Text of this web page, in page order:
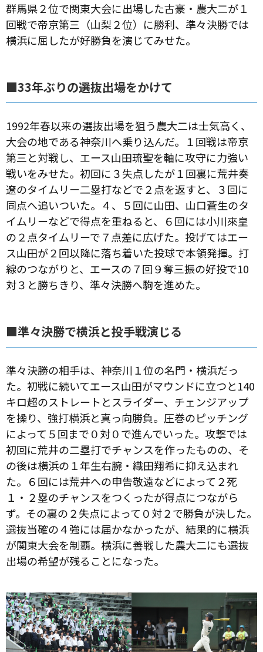
群馬県２位で関東大会に出場した古豪・農大二が１
回戦で帝京第三（山梨２位）に勝利、準々決勝では
横浜に屈したが好勝負を演じてみせた。
■33年ぶりの選抜出場をかけて
1992年春以来の選抜出場を狙う農大二は士気高く、
大会の地である神奈川へ乗り込んだ。１回戦は帝京
第三と対戦し、エース山田琉聖を軸に攻守に力強い
戦いをみせた。初回に３失点したが１回裏に荒井奏
遼のタイムリー二塁打などで２点を返すと、３回に
同点へ追いついた。４、５回に山田、山口蒼生のタ
イムリーなどで得点を重ねると、６回には小川來皇
の２点タイムリーで７点差に広げた。投げてはエー
ス山田が２回以降に落ち着いた投球で本領発揮。打
線のつながりと、エースの７回９奪三振の好投で10
対３と勝ちきり、準々決勝へ駒を進めた。
■準々決勝で横浜と投手戦演じる
準々決勝の相手は、神奈川１位の名門・横浜だっ
た。初戦に続いてエース山田がマウンドに立つと140
キロ超のストレートとスライダー、チェンジアップ
を操り、強打横浜と真っ向勝負。圧巻のピッチング
によって５回まで０対０で進んでいった。攻撃では
初回に荒井の二塁打でチャンスを作ったものの、そ
の後は横浜の１年生右腕・織田翔希に抑え込まれ
た。６回には荒井への申告敬遠などによって２死
１・２塁のチャンスをつくったが得点につながら
ず。その裏の２失点によって０対２で勝負が決した。
選抜当確の４強には届かなかったが、結果的に横浜
が関東大会を制覇。横浜に善戦した農大二にも選抜
出場の希望が残ることになった。